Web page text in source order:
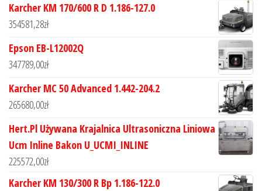
Karcher KM 170/600 R D 1.186-127.0
354581,28zł
Epson EB-L12002Q
347789,00zł
Karcher MC 50 Advanced 1.442-204.2
265680,00zł
Hert.Pl Używana Krajalnica Ultrasoniczna Liniowa
Ucm Inline Bakon U_UCMI_INLINE
225572,00zł
Karcher KM 130/300 R Bp 1.186-122.0